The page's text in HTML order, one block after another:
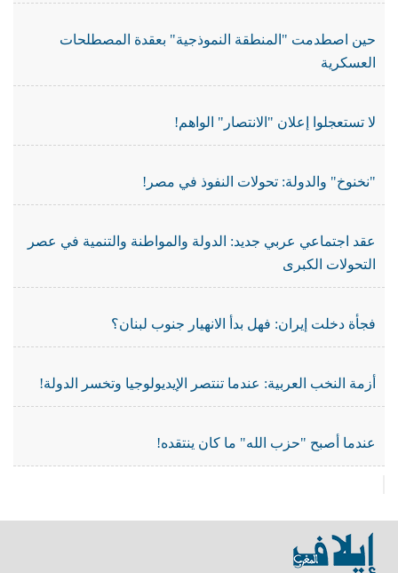
حين اصطدمت "المنطقة النموذجية" بعقدة المصطلحات
العسكرية
لا تستعجلوا إعلان "الانتصار" الواهم!
"نخنوخ" والدولة: تحولات النفوذ في مصر!
عقد اجتماعي عربي جديد: الدولة والمواطنة والتنمية في عصر
التحولات الكبرى
فجأة دخلت إيران: فهل بدأ الانهيار جنوب لبنان؟
أزمة النخب العربية: عندما تنتصر الإيديولوجيا وتخسر الدولة!
عندما أصبح "حزب الله" ما كان ينتقده!